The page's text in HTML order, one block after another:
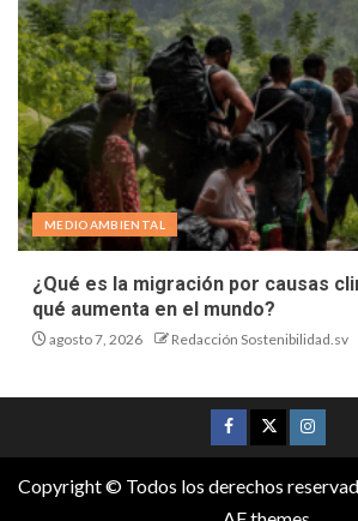
MEDIOAMBIENTAL
¿Qué es la migración por causas
qué aumenta en el mundo?
agosto 7, 2026 Redacción Sostenibilidad.sv
Copyright © Todos los derechos